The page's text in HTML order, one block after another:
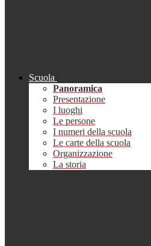
Scuola
Panoramica
Presentazione
I luoghi
Le persone
I numeri della scuola
Le carte della scuola
Organizzazione
La storia